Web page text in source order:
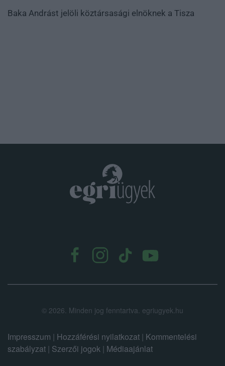
Baka Andrást jelöli köztársasági elnöknek a Tisza
© 2026. Minden jog fenntartva. egriugyek.hu
Impresszum | Hozzáférési nyilatkozat | Kommentelési
szabályzat | Szerzői jogok | Médiaajánlat